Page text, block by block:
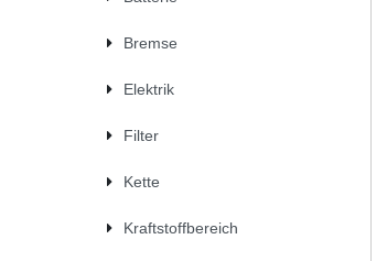
Bremse
Elektrik
Filter
Kette
Kraftstoffbereich